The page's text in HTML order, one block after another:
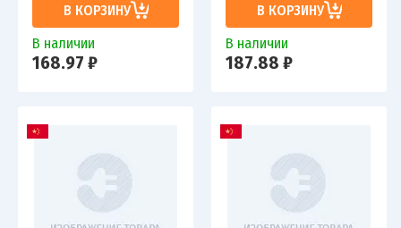
В КОРЗИНУ
В наличии
168.97 ₽
В КОРЗИНУ
В наличии
187.88 ₽